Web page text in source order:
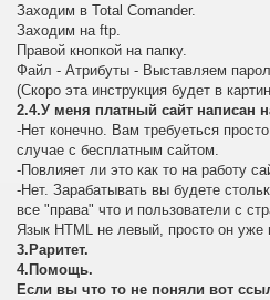
Заходим в Total Comander.
Заходим на ftp.
Правой кнопкой на папку.
Файл - Атрибуты - Выставляем
(Скоро эта инструкция будет в
2.4.У меня платный сайт написан
-Нет конечно. Вам требуеться
случае с бесплатным сайтом.
-Повлияет ли это как то на работу
-Нет. Зарабатывать вы будете
все "права" что и пользователи с
Язык HTML не левый, просто он уже
3.Раритет.
4.Помощь.
Если вы что то не поняли вот